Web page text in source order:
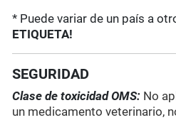
* Puede variar de un país a
ETIQUETA!
SEGURIDAD
Clase de toxicidad OMS: No
un medicamento veterinario,